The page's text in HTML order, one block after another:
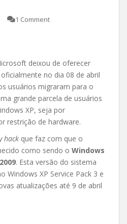
1 Comment
deixou de oferecer
no dia 08 de abril
usuários migraram para o
grande parcela de usuários
XP, seja por
restrição de hardware.
hack que faz com que o
como sendo o Windows
. Esta versão do sistema
Windows XP Service Pack 3 e
atualizações até 9 de abril